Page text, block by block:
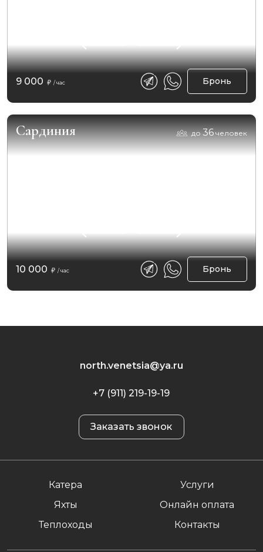
9 000 / час Бронь
Сардиния до36человек
10 000 / час Бронь
north.venetsia@ya.ru
+7 (911) 219-19-19
Заказать звонок
Катера
Яхты
Теплоходы
Услуги
Онлайн оплата
Контакты